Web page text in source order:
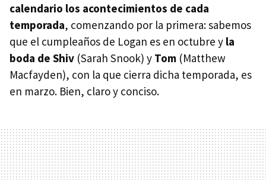
calendario los acontecimientos de cada
temporada, comenzando por la primera: sabemos
que el cumpleaños de Logan es en octubre y la
boda de Shiv (Sarah Snook) y Tom (Matthew
Macfayden), con la que cierra dicha temporada, es
en marzo. Bien, claro y conciso.